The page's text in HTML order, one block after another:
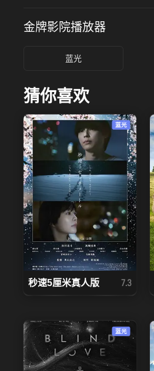
金牌影院播放器
蓝光
猜你喜欢
蓝光
秒速5厘米真人版 7.3
蓝光